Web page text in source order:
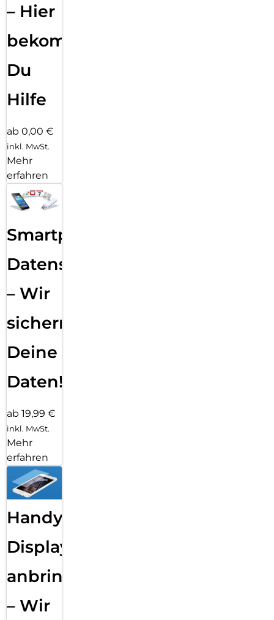
– Hier
bekommst
Du
Hilfe
ab 0,00 €
inkl. MwSt.
Mehr
erfahren
Smartphone
Datensicherung
– Wir
sichern
Deine
Daten!
ab 19,99 €
inkl. MwSt.
Mehr
erfahren
Handy
Displayfolie
anbringen
– Wir